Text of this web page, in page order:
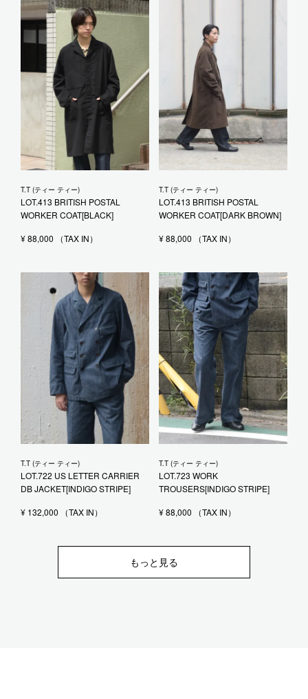
T.T (ティー ティー)
LOT.413 BRITISH POSTAL
WORKER COAT[BLACK]
¥88,000
T.T (ティー ティー)
LOT.413 BRITISH POSTAL
WORKER COAT[DARK BROWN]
¥88,000
T.T (ティー ティー)
LOT.722 US LETTER CARRIER
DB JACKET[INDIGO STRIPE]
¥ 132,000
T.T (ティー ティー)
LOT.723 WORK
TROUSERS[INDIGO STRIPE]
¥88,000
もっと見る